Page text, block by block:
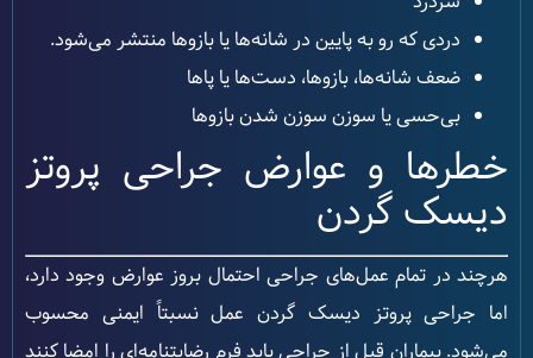
دردی که رو به پایین در شانه‌ها یا بازوها منتشر می‌شود.
ضعف شانه‌ها، بازوها، دست‌ها یا پاها
بی‌حسی یا سوزن سوزن شدن بازوها
خطرها و عوارض جراحی پروتز
دیسک گردن
هرچند در تمام عمل‌های جراحی احتمال بروز عوارض وجود دارد،
اما جراحی پروتز دیسک گردن عمل نسبتاً ایمنی محسوب
می‌شود. بیماران قبل از جراحی باید فرم رضایتنامه‌ای را امضا کنند